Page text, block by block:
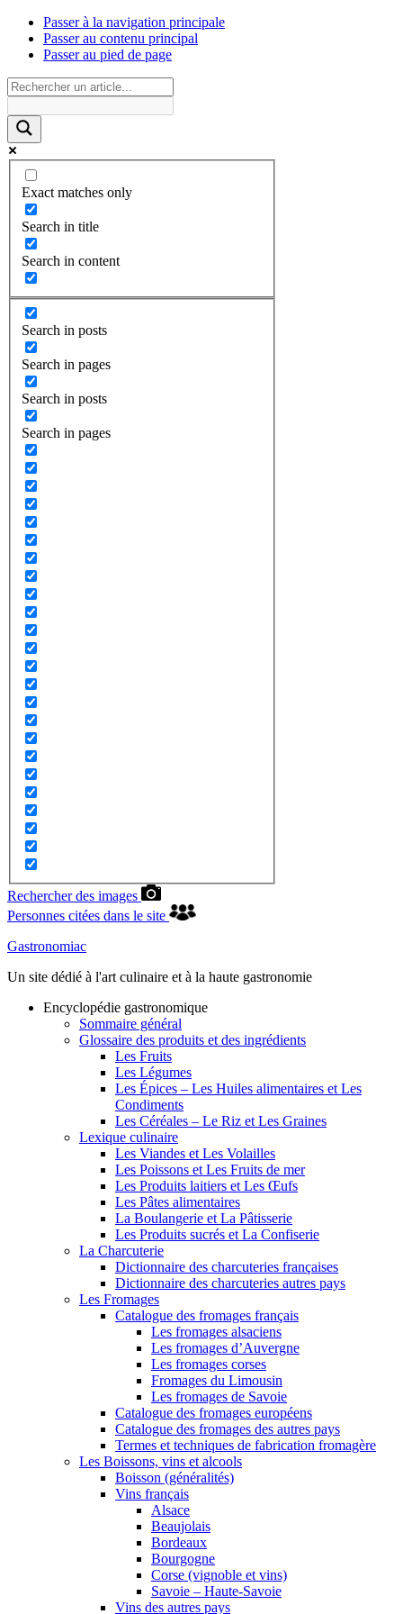
Passer à la navigation principale
Passer au contenu principal
Passer au pied de page
Exact matches only
Search in title
Search in content
Search in posts
Search in pages
Search in posts
Search in pages
Rechercher des images
Personnes citées dans le site
Gastronomiac
Un site dédié à l'art culinaire et à la haute gastronomie
Encyclopédie gastronomique
Sommaire général
Glossaire des produits et des ingrédients
Les Fruits
Les Légumes
Les Épices – Les Huiles alimentaires et Les
Condiments
Les Céréales – Le Riz et Les Graines
Lexique culinaire
Les Viandes et Les Volailles
Les Poissons et Les Fruits de mer
Les Produits laitiers et Les Œufs
Les Pâtes alimentaires
La Boulangerie et La Pâtisserie
Les Produits sucrés et La Confiserie
La Charcuterie
Dictionnaire des charcuteries françaises
Dictionnaire des charcuteries autres pays
Les Fromages
Catalogue des fromages français
Les fromages alsaciens
Les fromages d’Auvergne
Les fromages corses
Fromages du Limousin
Les fromages de Savoie
Catalogue des fromages européens
Catalogue des fromages des autres pays
Termes et techniques de fabrication fromagère
Les Boissons, vins et alcools
Boisson (généralités)
Vins français
Alsace
Beaujolais
Bordeaux
Bourgogne
Corse (vignoble et vins)
Savoie – Haute-Savoie
Vins des autres pays